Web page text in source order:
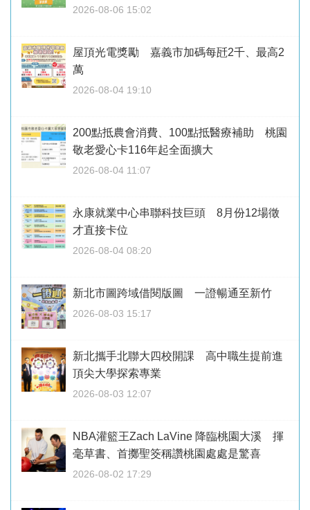
2026-08-06 15:02
屋頂光電獎勵 嘉義市加碼每瓩2千、最高2
萬
2026-08-04 19:10
200點抵農會消費、100點抵醫療補助 桃園
敬老愛心卡116年起全面擴大
2026-08-04 11:07
永康就業中心串聯科技巨頭 8月份12場徵
才直接卡位
2026-08-04 08:20
新北市圖跨域借閱版圖 一證暢通至新竹
2026-08-03 15:17
新北攜手北聯大四校開課 高中職生提前進
頂尖大學探索專業
2026-08-03 12:07
NBA灌籃王Zach LaVine 降臨桃園大溪 揮
毫草書、首擲聖筊稱讚桃園處處是驚喜
2026-08-02 17:29